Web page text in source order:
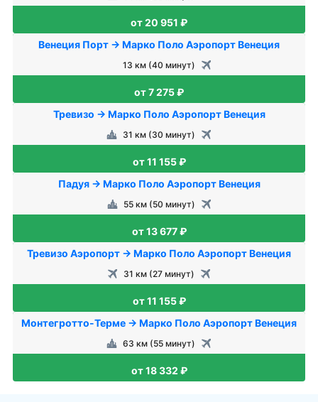
от 20 951 ₽
Венеция Порт → Марко Поло Аэропорт Венеция
13 км (40 минут)
от 7 275 ₽
Тревизо → Марко Поло Аэропорт Венеция
31 км (30 минут)
от 11 155 ₽
Падуя → Марко Поло Аэропорт Венеция
55 км (50 минут)
от 13 677 ₽
Тревизо Аэропорт → Марко Поло Аэропорт Венеция
31 км (27 минут)
от 11 155 ₽
Монтегротто-Терме → Марко Поло Аэропорт Венеция
63 км (55 минут)
от 18 332 ₽